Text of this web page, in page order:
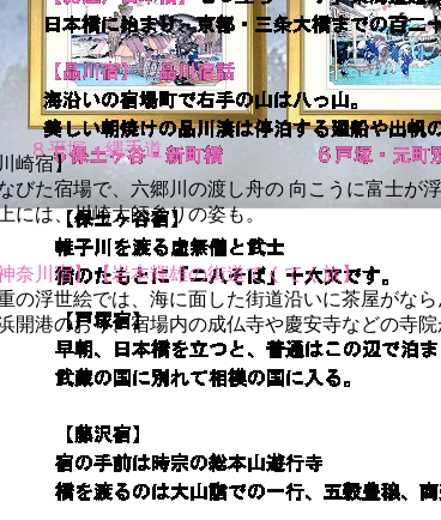
崎宿】
びた宿場で、六郷川の渡し舟の 向こうに富士が浮
には、川崎大師参りの姿も。
奈川宿】【岩本輝雄の街道てくてく旅】
の浮世絵では、海に面した街道沿いに茶屋がな
開港のおり、宿場内の成仏寺や慶安寺などの寺
８平塚・縄手道